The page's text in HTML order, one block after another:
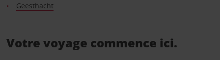
Geesthacht
Votre voyage commence ici.